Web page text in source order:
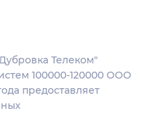
Телеком"
100000-120000 ООО
предоставляет